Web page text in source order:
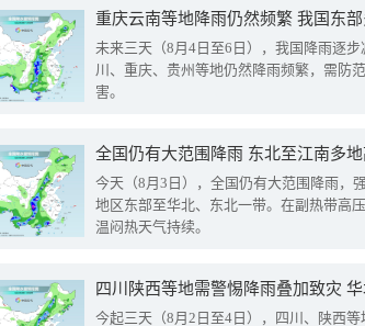
重庆云南等地降雨仍然频繁 我国东
未来三天（8月4日至6日），我国降雨逐
川、重庆、贵州等地仍然降雨频繁，需防
害。
全国仍有大范围降雨 东北至江南多
今天（8月3日），全国仍有大范围降雨，
地区东部至华北、东北一带。在副热带高
温闷热天气持续。
今起三天（8月2日至4日），四川、陕西等